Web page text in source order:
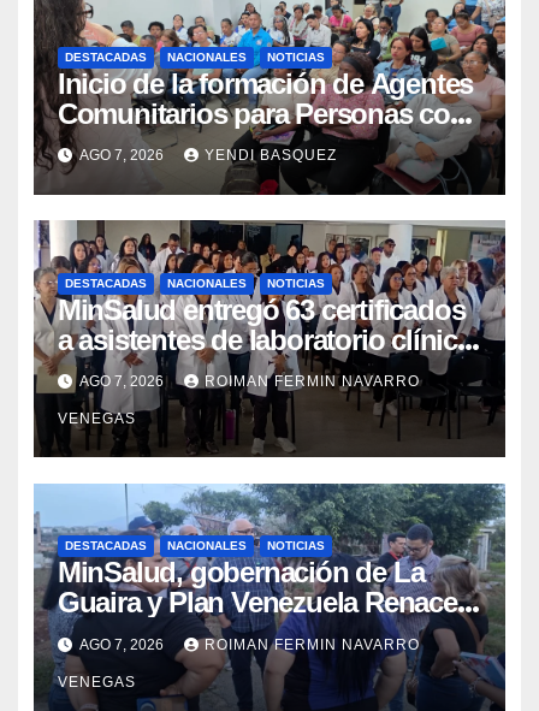
DESTACADAS NACIONALES NOTICIAS
Inicio de la formación de Agentes
Comunitarios para Personas con
Discapacidad en el Centro de
Rehabilitación J.J. Arvelo
AGO 7, 2026 YENDI BASQUEZ
DESTACADAS NACIONALES NOTICIAS
MinSalud entregó 63 certificados
a asistentes de laboratorio clínico
para garantizar respaldo legal y
profesional
AGO 7, 2026 ROIMAN FERMIN NAVARRO
VENEGAS
DESTACADAS NACIONALES NOTICIAS
MinSalud, gobernación de La
Guaira y Plan Venezuela Renace
iniciaron la rehabilitación integral
del Centro Psicofamiliar El Niño y
el Mar
AGO 7, 2026 ROIMAN FERMIN NAVARRO
VENEGAS